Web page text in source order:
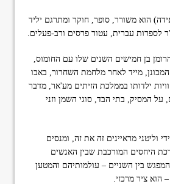
הוא משורר, סופר, חוקר ומתרגם יליד
לספרות עברית, עטור פרסים ורב-פעלים.
בן חמישים השנים שלו עם החומוס,
מייד לאחר מלחמת השחרור, באבו
ילדותו בממלכת הזיתים מע'אר, מדבר
על המסיק, בתי הבד, סוגי השמן וזני
וליטני מראיינים זה את זה, ומנסים
היחסים המורכבת שבין האנשים
בין השניים – עולמותיהם והמטען
הוא ציר מרכזי.